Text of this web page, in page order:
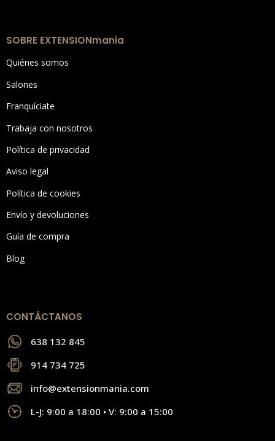
SOBRE EXTENSIONmania
Quiénes somos
Salones
Franquíciate
Trabaja con nosotros
Política de privacidad
Aviso legal
Política de cookies
Envío y devoluciones
Guía de compra
Blog
CONTÁCTANOS
638 132 845
914 734 725
info@extensionmania.com
L-J: 9:00 a 18:00 • V: 9:00 a 15:00